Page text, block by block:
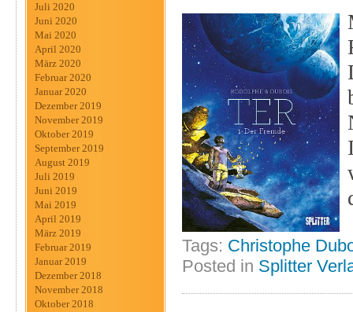
Juli 2020
Juni 2020
Mai 2020
April 2020
März 2020
Februar 2020
Januar 2020
Dezember 2019
November 2019
Oktober 2019
September 2019
August 2019
Juli 2019
Juni 2019
Mai 2019
April 2019
März 2019
Februar 2019
Januar 2019
Dezember 2018
November 2018
Oktober 2018
Tags: Christophe
Posted in Splitter